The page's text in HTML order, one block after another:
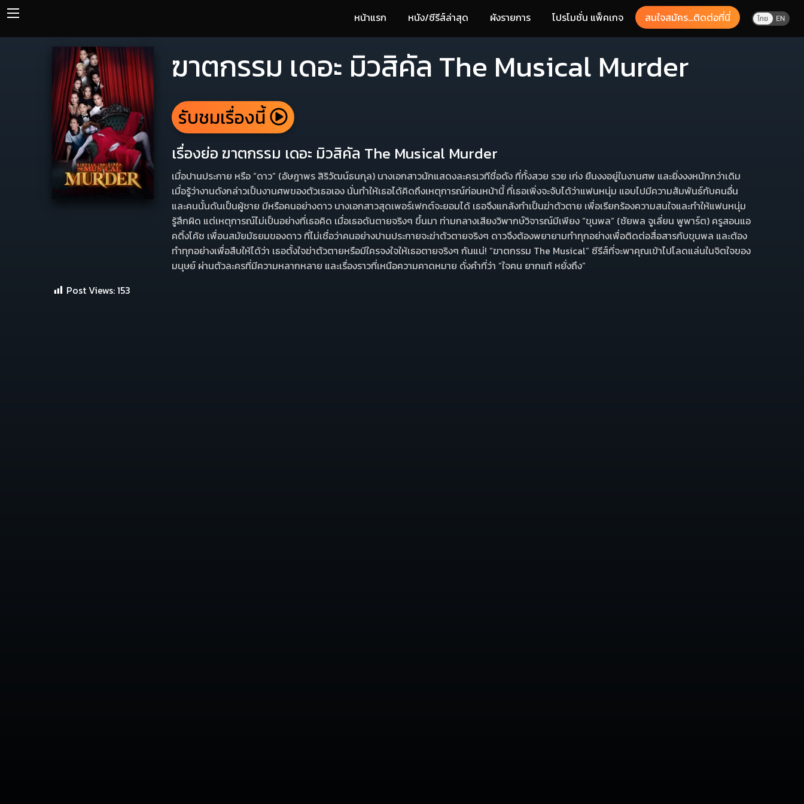
หน้าแรก หนัง/ซีรีส์ล่าสุด ผังรายการ โปรโมชั่น แพ็คเกจ สนใจสมัคร...ติดต่อที่นี่
ฆาตกรรม เดอะ มิวสิคัล The Musical Murder
รับชมเรื่องนี้
เรื่องย่อ ฆาตกรรม เดอะ มิวสิคัล The Musical Murder
เมื่อปานประกาย หรือ “ดาว” (อัษฎาพร สิริวัฒน์ธนกุล) นางเอกสาวนักแสดงละครเวทีชื่อดัง ที่ทั้งสวย รวย เก่ง ยืนงงอยู่ในงานศพ และยิ่งงงหนักกว่าเดิม
เมื่อรู้ว่างานดังกล่าวเป็นงานศพของตัวเธอเอง นั่นทําให้เธอได้คิดถึงเหตุการณ์ก่อนหน้านี้ ที่เธอเพิ่งจะจับได้ว่าแฟนหนุ่ม แอบไปมีความสัมพันธ์กับคนอื่น
และคนนั้นดันเป็นผู้ชาย มีหรือคนอย่างดาว นางเอกสาวสุดเพอร์เฟกต์จะยอมได้ เธอจึงแกล้งทําเป็นฆ่าตัวตาย เพื่อเรียกร้องความสนใจและทําให้แฟนหนุ่ม
รู้สึกผิด แต่เหตุการณ์ไม่เป็นอย่างที่เธอคิด เมื่อเธอดันตายจริงๆ ขึ้นมา ท่ามกลางเสียงวิพากษ์วิจารณ์มีเพียง “ขุนพล” (ชัยพล จูเลี่ยน พูพาร์ต) ครูสอนแอ
คติ้งโค้ช เพื่อนสมัยมัธยมของดาว ที่ไม่เชื่อว่าคนอย่างปานประกายจะฆ่าตัวตายจริงๆ ดาวจึงต้องพยายามทําทุกอย่างเพื่อติดต่อสื่อสารกับขุนพล และต้อง
ทําทุกอย่างเพื่อสืบให้ได้ว่า เธอตั้งใจฆ่าตัวตายหรือมีใครจงใจให้เธอตายจริงๆ กันแน่! “ฆาตกรรม The Musical” ซีรีส์ที่จะพาคุณเข้าไปโลดแล่นในจิตใจของ
มนุษย์ ผ่านตัวละครที่มีความหลากหลาย และเรื่องราวที่เหนือความคาดหมาย ดั่งคําที่ว่า “ใจคน ยากแท้ หยั่งถึง”
Post Views:153